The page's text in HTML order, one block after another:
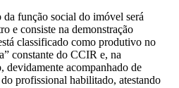
função social do imóvel será
e consiste na demonstração
classificado como produtivo no
constante do CCIR e, na
devidamente acompanhado de
profissional habilitado, atestando